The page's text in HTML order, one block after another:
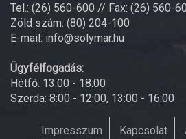
Tel.: (26) 560-600 // Fax: (26) 560-
Zöld szám: (80) 204-100
E-mail: info@solymar.hu
Ügyfélfogadás:
Hétfő: 13:00 - 18:00
Szerda: 8:00 - 12:00, 13:00 - 16:00
Impresszum Kapcsolat